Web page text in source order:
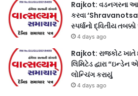
Rajkot: વડનગરના
કરવા
સ્પર્ધાનો દ્વિતીય
4 days ago
Rajkot: રાજકોટ
લિમિટેડ દ્વારા “ઇન્ડેન
લોન્ચિંગ કરાયું
4 days ago